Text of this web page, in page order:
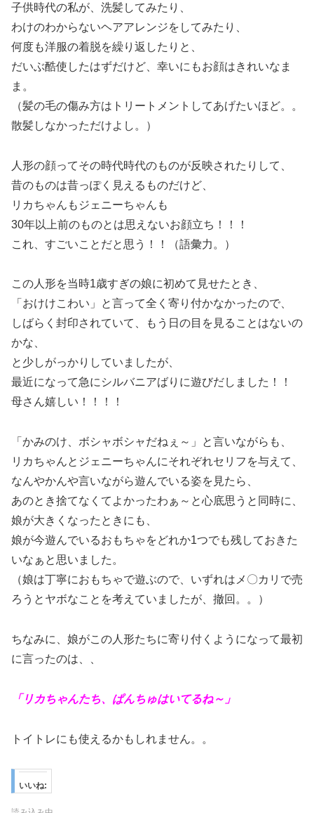
子供時代の私が、洗髪してみたり、
わけのわからないヘアアレンジをしてみたり、
何度も洋服の着脱を繰り返したりと、
だいぶ酷使したはずだけど、幸いにもお顔はきれいなま
ま。
（髪の毛の傷み方はトリートメントしてあげたいほど。。
散髪しなかっただけよし。）
人形の顔ってその時代時代のものが反映されたりして、
昔のものは昔っぽく見えるものだけど、
リカちゃんもジェニーちゃんも
30年以上前のものとは思えないお顔立ち！！！
これ、すごいことだと思う！！（語彙力。）
この人形を当時1歳すぎの娘に初めて見せたとき、
「おけけこわい」と言って全く寄り付かなかったので、
しばらく封印されていて、もう日の目を見ることはないの
かな、
と少しがっかりしていましたが、
最近になって急にシルバニアばりに遊びだしました！！
母さん嬉しい！！！！
「かみのけ、ボシャボシャだねぇ～」と言いながらも、
リカちゃんとジェニーちゃんにそれぞれセリフを与えて、
なんやかんや言いながら遊んでいる姿を見たら、
あのとき捨てなくてよかったわぁ～と心底思うと同時に、
娘が大きくなったときにも、
娘が今遊んでいるおもちゃをどれか1つでも残しておきた
いなぁと思いました。
（娘は丁寧におもちゃで遊ぶので、いずれはメ〇カリで売
ろうとヤボなことを考えていましたが、撤回。。）
ちなみに、娘がこの人形たちに寄り付くようになって最初
に言ったのは、、
「リカちゃんたち、ぱんちゅはいてるね～」
トイトレにも使えるかもしれません。。
いいね: